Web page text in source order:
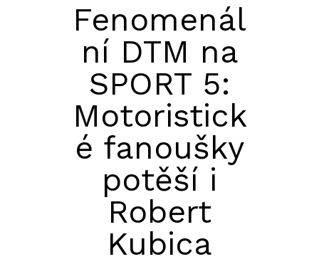
Fenomenál
ní DTM na
SPORT 5:
Motoristick
é fanoušky
potěší i
Robert
Kubica